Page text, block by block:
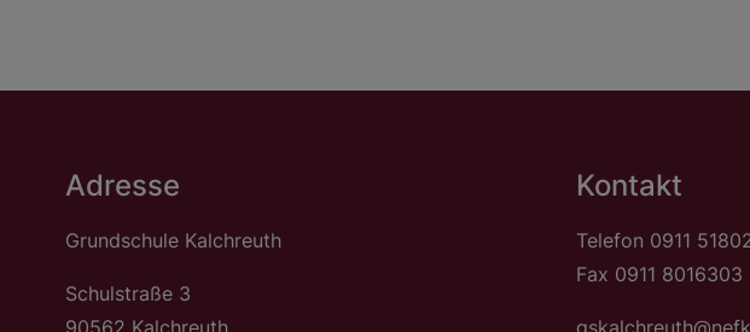
Adresse
Grundschule Kalchreuth
Schulstraße 3
90562 Kalchreuth
Kontakt
Telefon 0911
Fax 0911 8016303